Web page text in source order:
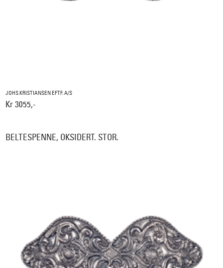
JOHS.KRISTIANSEN EFTF. A/S
Kr 3055,-
BELTESPENNE, OKSIDERT. STOR.